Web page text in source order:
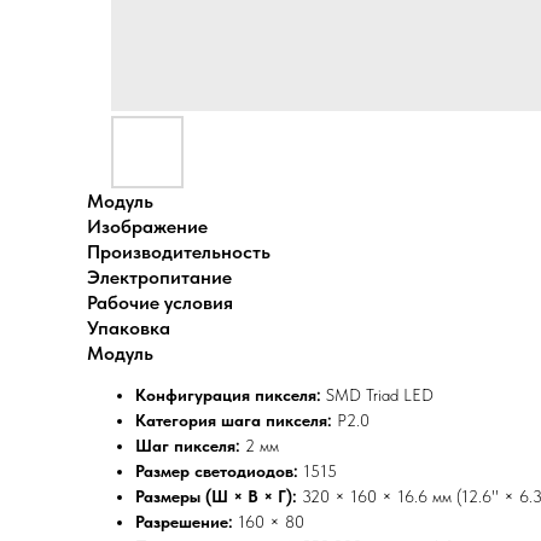
Модуль
Изображение
Производительность
Электропитание
Рабочие условия
Упаковка
Модуль
Конфигурация пикселя: SMD Triad LED
Категория шага пикселя: P2.0
Шаг пикселя: 2 мм
Размер светодиодов: 1515
Размеры (Ш × В × Г): 320 × 160 × 16.6 мм (12.6'' ×
Разрешение: 160 × 80